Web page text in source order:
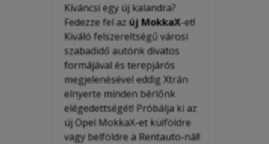
Kíváncsi egy új kalandra?
Fedezze fel azúj MokkaX-et!
Kiváló felszereltségű városi
szabadidő autónk divatos
formájával és terepjárós
megjelenésével eddig Xtrán
elnyerte minden bérlőnk
elégedettségét! Próbálja ki az
új Opel MokkaX-et külföldre
vagy belföldre a Rentauto-nál!